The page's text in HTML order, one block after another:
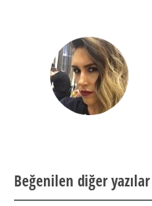
Beğenilen diğer yazılar